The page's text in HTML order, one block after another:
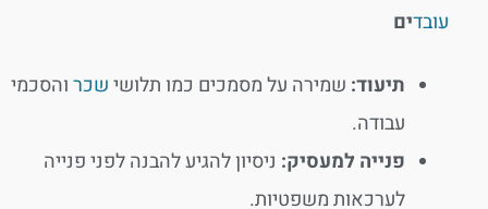
עובדים
תיעוד:שמירה על מסמכים כמו תלושישכרוהסכמי
עבודה.
פנייה למעסיק:ניסיון להגיע להבנה לפני פנייה
לערכאות משפטיות.